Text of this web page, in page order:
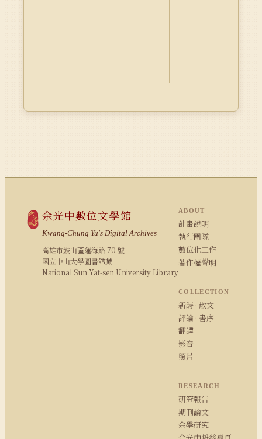
余光中數位文學館
Kwang-Chung Yu's Digital Archives
高雄市鼓山區蓮海路 70 號
國立中山大學圖書館藏
National Sun Yat-sen University Library
ABOUT
計畫說明
執行團隊
數位化工作
著作權聲明
COLLECTION
新詩 · 散文
評論 · 書序
翻譯
影音
照片
RESEARCH
研究報告
期刊論文
余學研究